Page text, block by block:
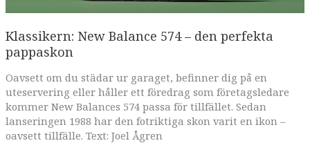
Klassikern: New Balance 574 – den perfekta
pappaskon
Oavsett om du städar ur garaget, befinner dig på en
uteservering eller håller ett föredrag som företagsledare
kommer New Balances 574 passa för tillfället. Sedan
lanseringen 1988 har den fotriktiga skon varit en ikon –
oavsett tillfälle. Text: Joel Ågren